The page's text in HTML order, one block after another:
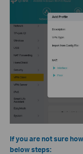
If you are not sure
below steps: